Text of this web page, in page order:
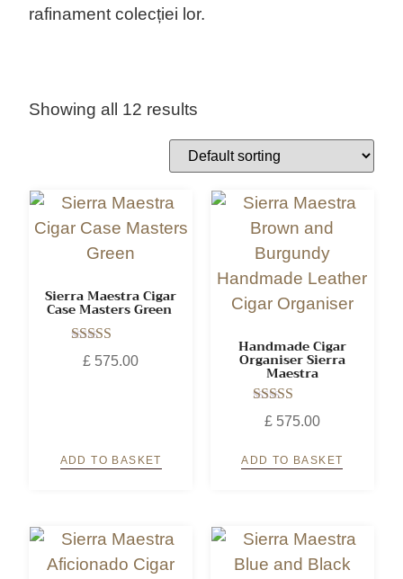
rafinament colecției lor.
Showing all 12 results
Sierra Maestra Cigar
Case Masters Green
Rated
5.00
£ 575.00
ADD TO BASKET
Handmade Cigar
Organiser Sierra
Maestra
Rated
5.00
£575.00
ADD TO BASKET